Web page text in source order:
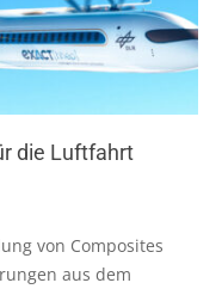
die Luftfahrt
von Composites
aus dem